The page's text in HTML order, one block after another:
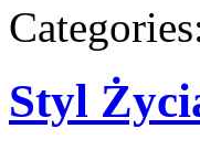
Styl